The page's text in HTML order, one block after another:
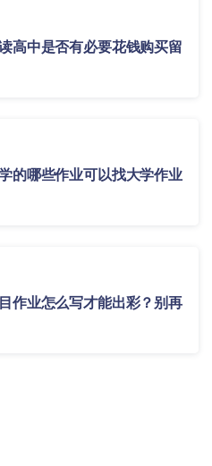
高中是否有必要花钱购买留
的哪些作业可以找大学作业
作业怎么写才能出彩？别再